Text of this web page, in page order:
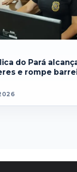
do Pará
e rompe